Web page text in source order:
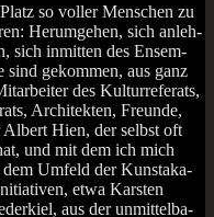
so vol­ler Men­schen zu
Her­um­ge­hen, sich anleh­
sich inmit­ten des Ensem­
gekom­men, aus ganz
des Kul­tur­re­fe­rats,
Archi­tek­ten, Freun­de,
Hien, der selbst oft
und mit dem ich mich
dem Umfeld der Kunst­aka­
etwa Kars­ten
aus der unmit­tel­ba­